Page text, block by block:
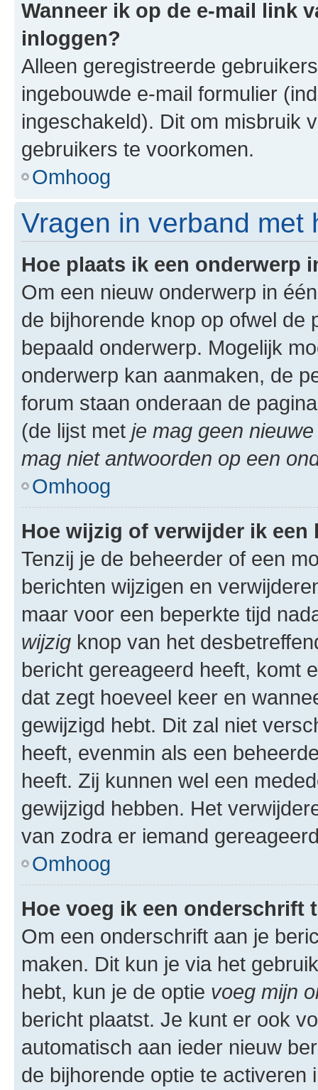
Wanneer ik op de e-mail link
inloggen?
Alleen geregistreerde
ingebouwde e-mail formulier
ingeschakeld). Dit om misbruik
gebruikers te voorkomen.
Omhoog
Vragen in verband met
Hoe plaats ik een onderwerp
Om een nieuw onderwerp in
de bijhorende knop op ofwel de
bepaald onderwerp. Mogelijk
onderwerp kan aanmaken, de
forum staan onderaan de
(de lijst met je mag geen
mag niet antwoorden op een
Omhoog
Hoe wijzig of verwijder ik een
Tenzij je de beheerder of een
berichten wijzigen en
maar voor een beperkte tijd
wijzig knop van het
bericht gereageerd heeft, komt
dat zegt hoeveel keer en
gewijzigd hebt. Dit zal niet
heeft, evenmin als een
heeft. Zij kunnen wel een
gewijzigd hebben. Het
van zodra er iemand
Omhoog
Hoe voeg ik een onderschrift
Om een onderschrift aan je
maken. Dit kun je via het
hebt, kun je de optie voeg mijn
bericht plaatst. Je kunt er ook
automatisch aan ieder nieuw
de bijhorende optie te